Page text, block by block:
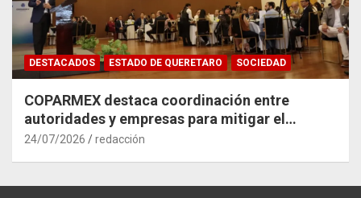
DESTACADOS ESTADO DE QUERETARO SOCIEDAD
COPARMEX destaca coordinación entre
autoridades y empresas para mitigar el
impacto del Tren México–Querétaro
24/07/2026 redacción